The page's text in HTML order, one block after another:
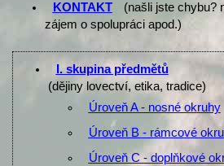
KONTAKT
(našli jste chybu?
zájem o spolupráci apod.)
I. skupina předmětů
(dějiny lovectví, etika, tradice)
Úroveň A - nosné okruhy
Úroveň B - rámcové
Úroveň C - doplňkové